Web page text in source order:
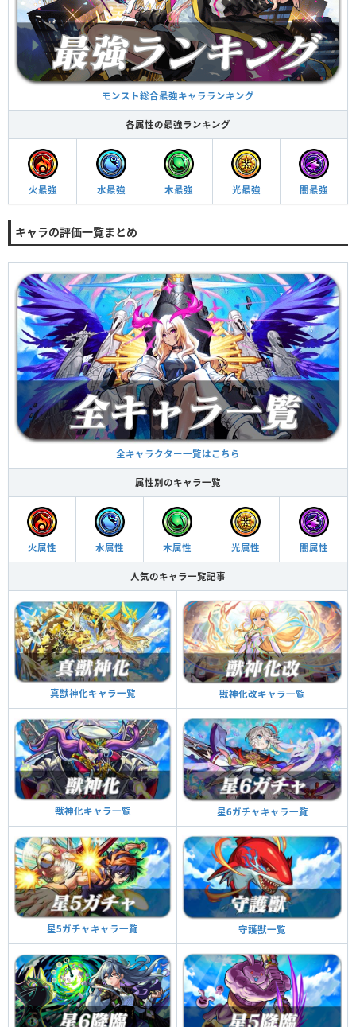
モンスト総合最強キャラランキング
各属性の最強ランキング
火最強 水最強 木最強 光最強 闇最強
キャラの評価一覧まとめ
全キャラクター一覧はこちら
属性別のキャラ一覧
火属性 水属性 木属性 光属性 闇属性
人気のキャラ一覧記事
真獣神化キャラ一覧 獣神化改キャラ一覧
獣神化キャラ一覧 星6ガチャキャラ一覧
星5ガチャキャラ一覧 守護獣一覧